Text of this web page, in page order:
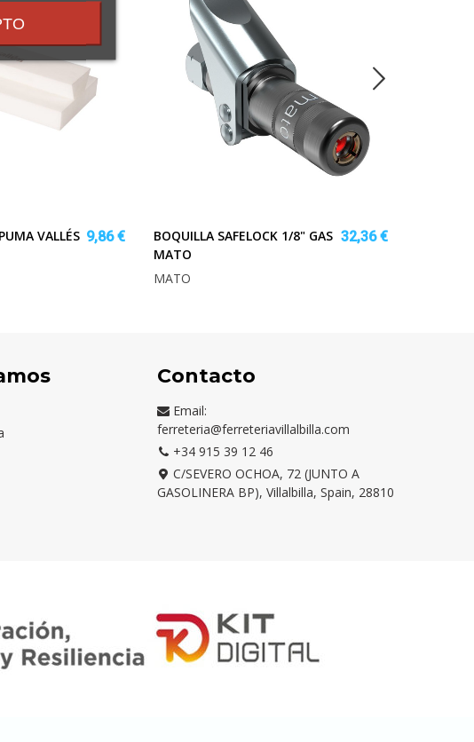
VALLÉS 9,86 €
BOQUILLA SAFELOCK 1/8" GAS
MATO
32,36 €
MATO
Contacto
Email:
ferreteria@ferreteriavillalbilla.com
+34 915 39 12 46
C/SEVERO OCHOA, 72 (JUNTO A
GASOLINERA BP), Villalbilla, Spain, 28810